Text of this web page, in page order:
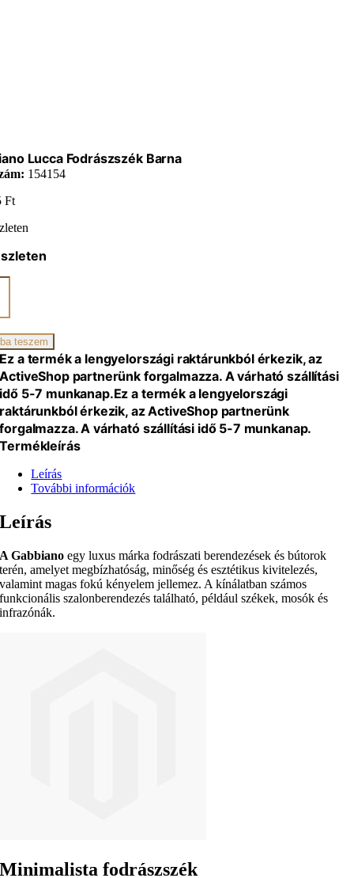
Lucca Fodrászszék Barna
154154
Ft
teszem
Ez a termék a lengyelországi raktárunkból érkezik, az
ActiveShop partnerünk forgalmazza. A várható szállítási
idő 5-7 munkanap.Ez a termék a lengyelországi
raktárunkból érkezik, az ActiveShop partnerünk
forgalmazza. A várható szállítási idő 5-7 munkanap.
Termékleírás
Leírás
További információk
Leírás
A Gabbianoegy luxus márka fodrászati berendezések és bútorok
terén, amelyet megbízhatóság, minőség és esztétikus kivitelezés,
valamint magas fokú kényelem jellemez. A kínálatban számos
funkcionális szalonberendezés található, például székek, mosók és
infrazónák.
Minimalista fodrászszék